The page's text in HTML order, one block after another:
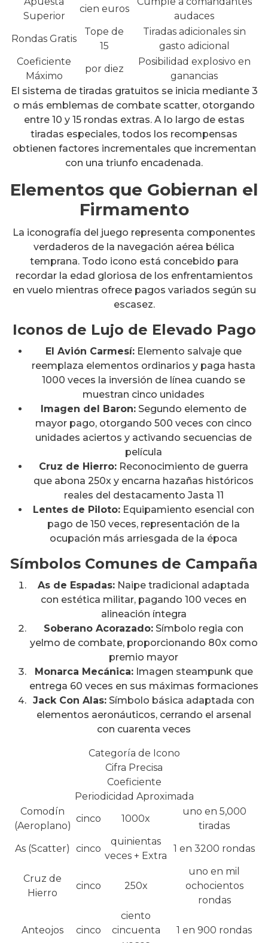
Superior
cien euros
audaces
Rondas Gratis
Tope de
15
Tiradas adicionales sin
gasto adicional
Coeficiente
Máximo
por diez
Posibilidad explosivo en
ganancias
El sistema de tiradas gratuitos se inicia mediante 3
o más emblemas de combate scatter, otorgando
entre 10 y 15 rondas extras. A lo largo de estas
tiradas especiales, todos los recompensas
obtienen factores incrementales que incrementan
con una triunfo encadenada.
Elementos que Gobiernan el
Firmamento
La iconografía del juego representa componentes
verdaderos de la navegación aérea bélica
temprana. Todo icono está concebido para
recordar la edad gloriosa de los enfrentamientos
en vuelo mientras ofrece pagos variados según su
escasez.
Iconos de Lujo de Elevado Pago
El Avión Carmesí: Elemento salvaje que
reemplaza elementos ordinarios y paga hasta
1000 veces la inversión de línea cuando se
muestran cinco unidades
Imagen del Baron: Segundo elemento de
mayor pago, otorgando 500 veces con cinco
unidades aciertos y activando secuencias de
película
Cruz de Hierro: Reconocimiento de guerra
que abona 250x y encarna hazañas históricos
reales del destacamento Jasta 11
Lentes de Piloto: Equipamiento esencial con
pago de 150 veces, representación de la
ocupación más arriesgada de la época
Símbolos Comunes de Campaña
As de Espadas: Naipe tradicional adaptada
con estética militar, pagando 100 veces en
alineación íntegra
Soberano Acorazado: Símbolo regia con
yelmo de combate, proporcionando 80x como
premio mayor
Monarca Mecánica:Imagen steampunk que
entrega 60 veces en sus máximas formaciones
Jack Con Alas: Símbolo básica adaptada con
elementos aeronáuticos, cerrando el arsenal
con cuarenta veces
Categoría de Icono
Cifra Precisa
Coeficiente
Periodicidad Aproximada
Comodín
(Aeroplano)
cinco 1000x
uno en 5,000
tiradas
As (Scatter)
cinco
quinientas
veces + Extra
1 en 3200 rondas
Cruz de
Hierro
cinco 250x
uno en mil
ochocientos
rondas
Anteojos cinco
ciento
cincuenta
1 en 900 rondas